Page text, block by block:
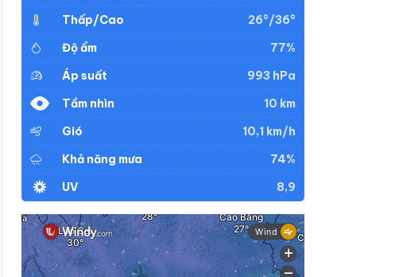
Thấp/Cao
26°/36°
Độ ẩm
77%
Áp suất
993 hPa
Tầm nhìn
10 km
Gió
10,1 km/h
Khả năng mưa
74%
UV
8,9